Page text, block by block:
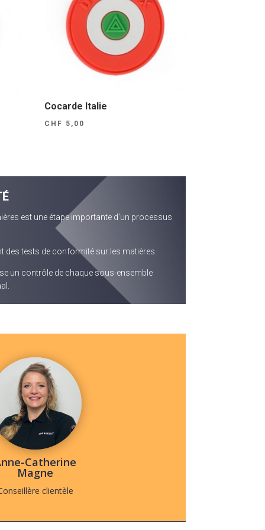
Cocarde Italie
CHF 5,00
est une étape importante d’un processus
des tests de conformité sur les matières.
un contrôle de chaque sous-ensemble
Catherine
Magne
clientèle